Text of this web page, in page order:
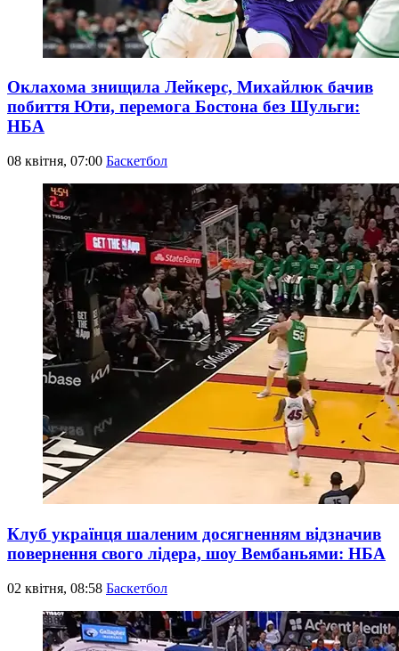
Оклахома знищила Лейкерс, Михайлюк бачив
побиття Юти, перемога Бостона без Шульги:
НБА
08 квітня, 07:00 Баскетбол
Клуб українця шаленим досягненням відзначив
повернення свого лідера, шоу Вембаньями: НБА
02 квітня, 08:58 Баскетбол